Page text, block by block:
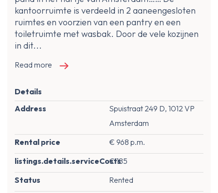
kantoorruimte is verdeeld in 2 aaneengesloten
ruimtes en voorzien van een pantry en een
toiletruimte met wasbak. Door de vele kozijnen
in dit...
Read more
Details
Address
Spuistraat 249 D, 1012 VP
Amsterdam
Rental price
€ 968 p.m.
listings.details.serviceCosts
€ 185
Status
Rented